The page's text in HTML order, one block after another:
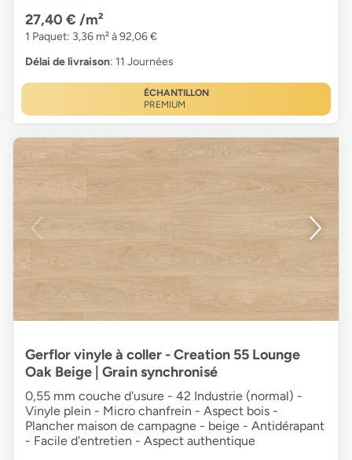
27,40 € /m²
1 Paquet: 3,36 m² à 92,06 €
Délai de livraison: 11 Journées
ÉCHANTILLON
PREMIUM
Gerflor vinyle à coller - Creation 55 Lounge
Oak Beige | Grain synchronisé
0,55 mm couche d'usure - 42 Industrie (normal) -
Vinyle plein - Micro chanfrein - Aspect bois -
Plancher maison de campagne - beige - Antidérapant
- Facile d'entretien - Aspect authentique